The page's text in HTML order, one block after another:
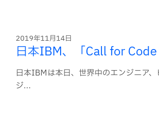
2019年11月14日
日本IBM、「Call for
日本IBMは本日、世界中のエンジニア
ジ...